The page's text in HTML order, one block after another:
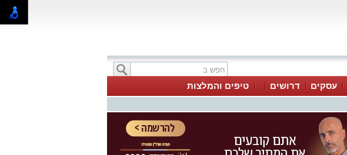
עסקים דרושים טיפים והמלצות